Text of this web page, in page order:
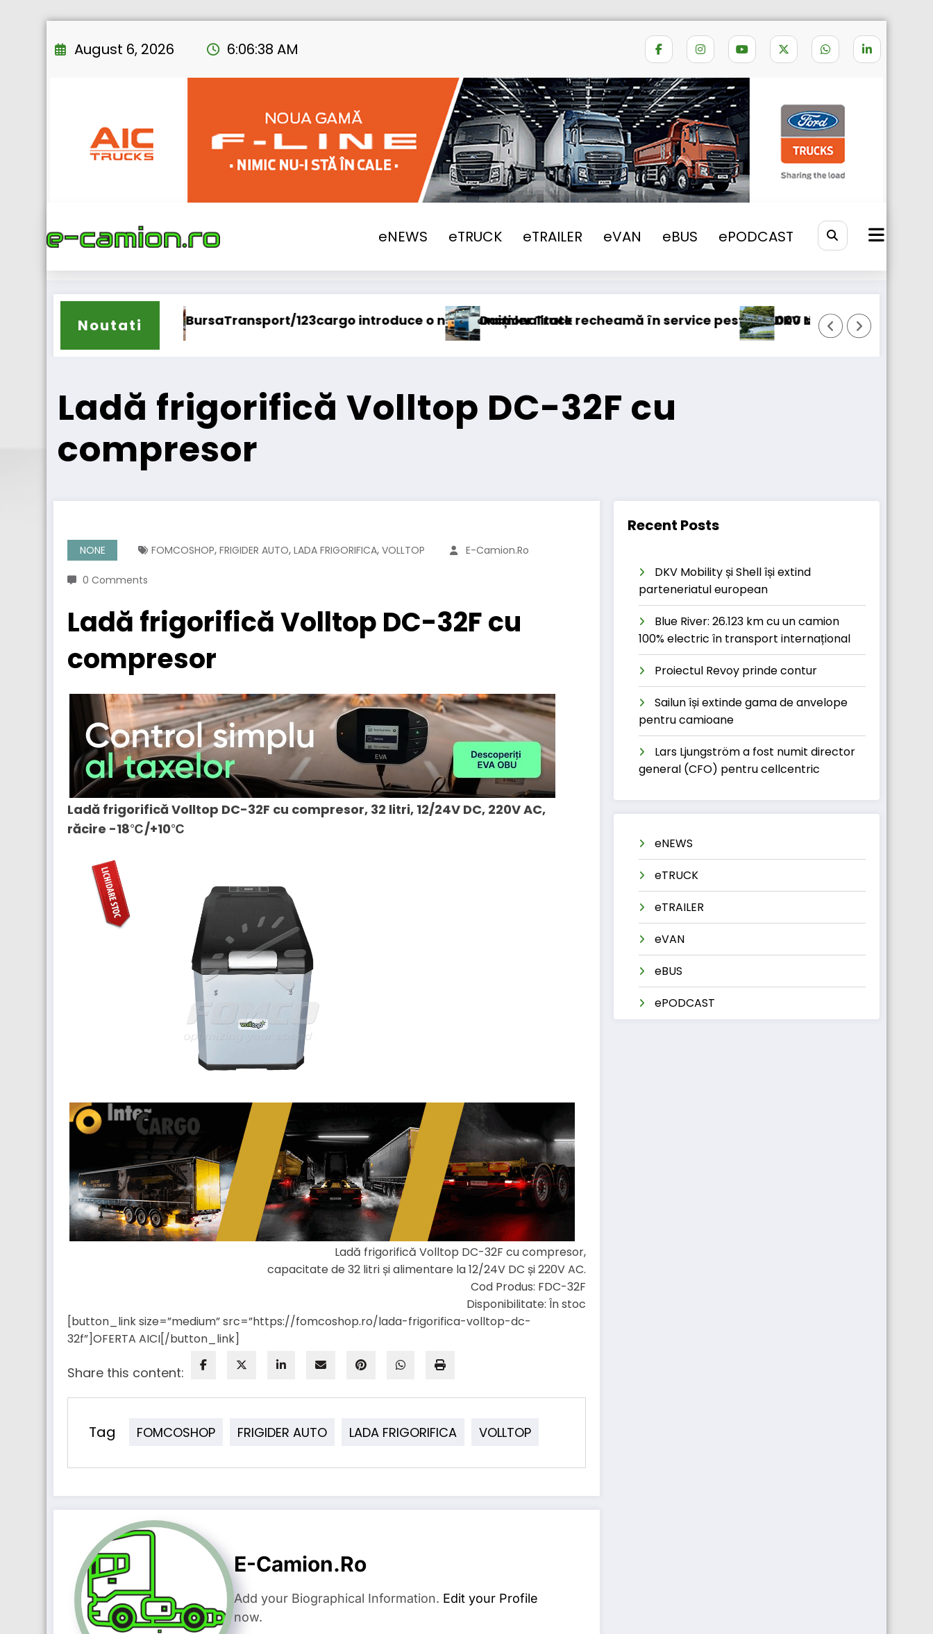
to
August 6, 2026 6:06:39 AM
eNEWS eTRUCK eTRAILER eVAN eBUS ePODCAST
Ladă frigorifică Volltop DC-32F cu compresor
Noutati
123cargo introduce o nouă funcționalitateDaimler Truck recheamă în service peste 131.000 de camioaneDKV Mobility achiziționează pachetul majoritar de
Windrose
Ladă frigorifică Volltop DC-32F cu
compresor
NONE FOMCOSHOP, FRIGIDER AUTO, LADA FRIGORIFICA, VOLLTOP E-Camion.ro
0 Comments
Ladă frigorifică Volltop DC-32F cu
compresor
Ladă frigorifică Volltop DC-32F cu compresor, 32 litri, 12/24V DC, 220V AC,
răcire -18℃/+10℃
Ladă frigorifică Volltop DC-32F cu compresor,
capacitate de 32 litri și alimentare la 12/24V DC și 220V AC.
Cod Produs: FDC-32F
Disponibilitate: În stoc
[button_link size=”medium” src=”https://fomcoshop.ro/lada-frigorifica-volltop-dc-
32f”]OFERTA AICI[/button_link]
Share this content:
Tag FOMCOSHOP FRIGIDER AUTO LADA FRIGORIFICA VOLLTOP
E-Camion.ro
Add your Biographical Information. Edit your Profile
now.
Recent Posts
DKV Mobility și Shell își extind
parteneriatul european
Blue River: 26.123 km cu un camion
100% electric în transport internațional
Proiectul Revoy prinde contur
Sailun își extinde gama de anvelope
pentru camioane
Lars Ljungström a fost numit director
general (CFO) pentru cellcentric
eNEWS
eTRUCK
eTRAILER
eVAN
eBUS
ePODCAST